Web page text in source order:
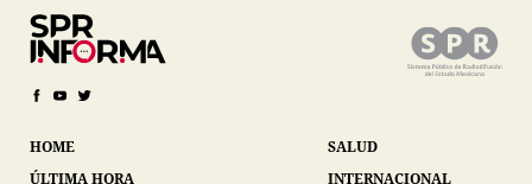
HOME
ÚLTIMA HORA
SALUD
INTERNACIONAL